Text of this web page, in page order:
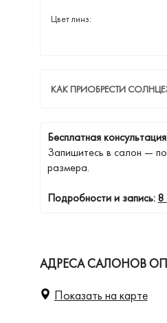
Цвет линз:
КАК ПРИОБРЕСТИ
Бесплатная
Запишитесь в салон —
размера.
Подробности и запись:8
АДРЕСА САЛОНОВ
Показать на карте